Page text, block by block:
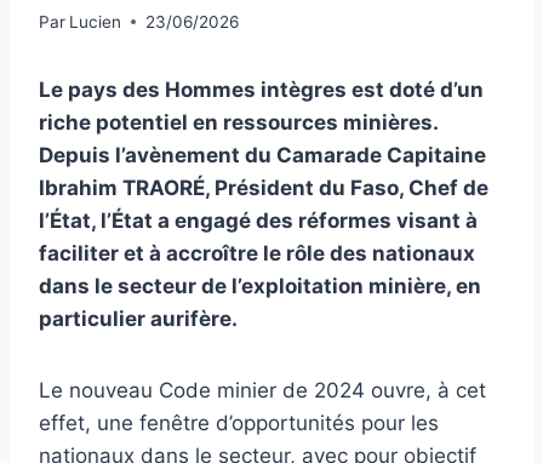
Par Lucien 23/06/2026
Le pays des Hommes intègres est doté d’un
riche potentiel en ressources minières.
Depuis l’avènement du Camarade Capitaine
Ibrahim TRAORÉ, Président du Faso, Chef de
l’État, l’État a engagé des réformes visant à
faciliter et à accroître le rôle des nationaux
dans le secteur de l’exploitation minière, en
particulier aurifère.
Le nouveau Code minier de 2024 ouvre, à cet
effet, une fenêtre d’opportunités pour les
nationaux dans le secteur, avec pour objectif